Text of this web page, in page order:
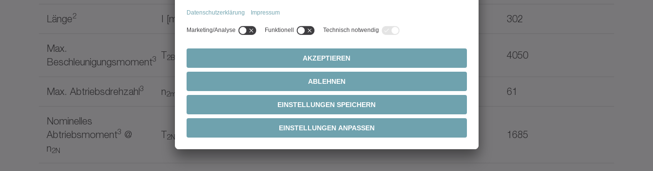
Länge2 I [mm] 302
Max.
Beschleunigungsmoment3 T2B 4050
Max. Abtriebsdrehzahl3 n2max [rpm] 95 80 61
Nominelles
Abtriebsmoment3 @
n2N
T2N [Nm] 1685